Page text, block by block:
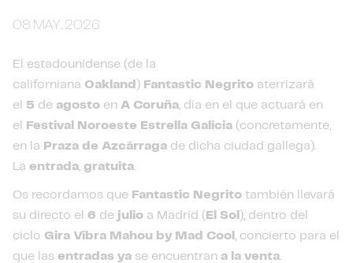
08 MAY. 2026
El estadounidense (de la
californiana Oakland ) Fantastic Negrito aterrizará
el 5 de agosto en A Coruña, día en el que actuará en
el
Festival Noroeste Estrella Galicia (concretamente,
en la Praza de Azcárraga de dicha ciudad gallega).
La entrada, gratuita.
Os recordamos que Fantastic Negrito también llevará
su directo el 6 de julio a Madrid ( El Sol ), dentro del
ciclo Gira Vibra Mahou by Mad Cool , concierto para el
que las entradas ya se encuentran a la venta.